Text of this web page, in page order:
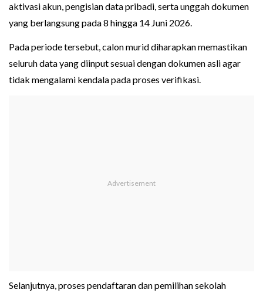
aktivasi akun, pengisian data pribadi, serta unggah dokumen
yang berlangsung pada 8 hingga 14 Juni 2026.
Pada periode tersebut, calon murid diharapkan memastikan
seluruh data yang diinput sesuai dengan dokumen asli agar
tidak mengalami kendala pada proses verifikasi.
Selanjutnya, proses pendaftaran dan pemilihan sekolah